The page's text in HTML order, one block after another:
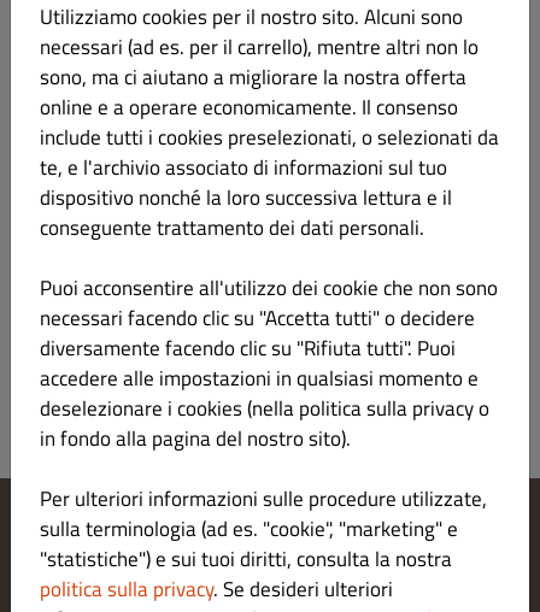
Riso bianco, salmone cotto,
philadelphia, alghe, sesamo, teriyaki
622 Onigiri ebi* € 3.50
maionese, sesamo
Modifica le impostazioni dei cookie
Contattaci
Informativa sulla privacy
Utilizziamo cookies per il nostro sito. Alcuni sono
necessari (ad es. per il carrello), mentre altri non lo
sono, ma ci aiutano a migliorare la nostra offerta
online e a operare economicamente. Il consenso
include tutti i cookies preselezionati, o selezionati da
te, e l'archivio associato di informazioni sul tuo
dispositivo nonché la loro successiva lettura e il
conseguente trattamento dei dati personali.
Puoi acconsentire all'utilizzo dei cookie che non sono
necessari facendo clic su "Accetta tutti" o decidere
diversamente facendo clic su "Rifiuta tutti". Puoi
accedere alle impostazioni in qualsiasi momento e
deselezionare i cookies (nella politica sulla privacy o
in fondo alla pagina del nostro sito).
Per ulteriori informazioni sulle procedure utilizzate,
sulla terminologia (ad es. "cookie", "marketing" e
"statistiche") e sui tuoi diritti, consulta la nostra
politica sulla privacy. Se desideri ulteriori